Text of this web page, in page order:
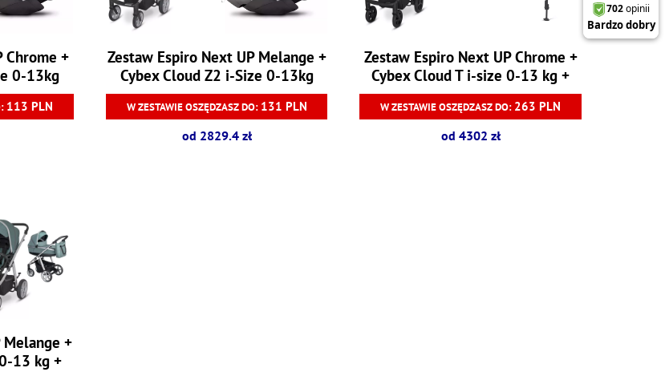
Chrome +
0-13kg
113 PLN
Zestaw Espiro Next UP Melange +
Cybex Cloud Z2 i-Size 0-13kg
W ZESTAWIE OSZĘDZASZ DO: 131 PLN
od 2829.4 zł
Zestaw Espiro Next UP Chrome +
Cybex Cloud T i-size 0-13 kg +
Baza T
W ZESTAWIE OSZĘDZASZ DO: 263 PLN
od 4302 zł
+
13 kg +